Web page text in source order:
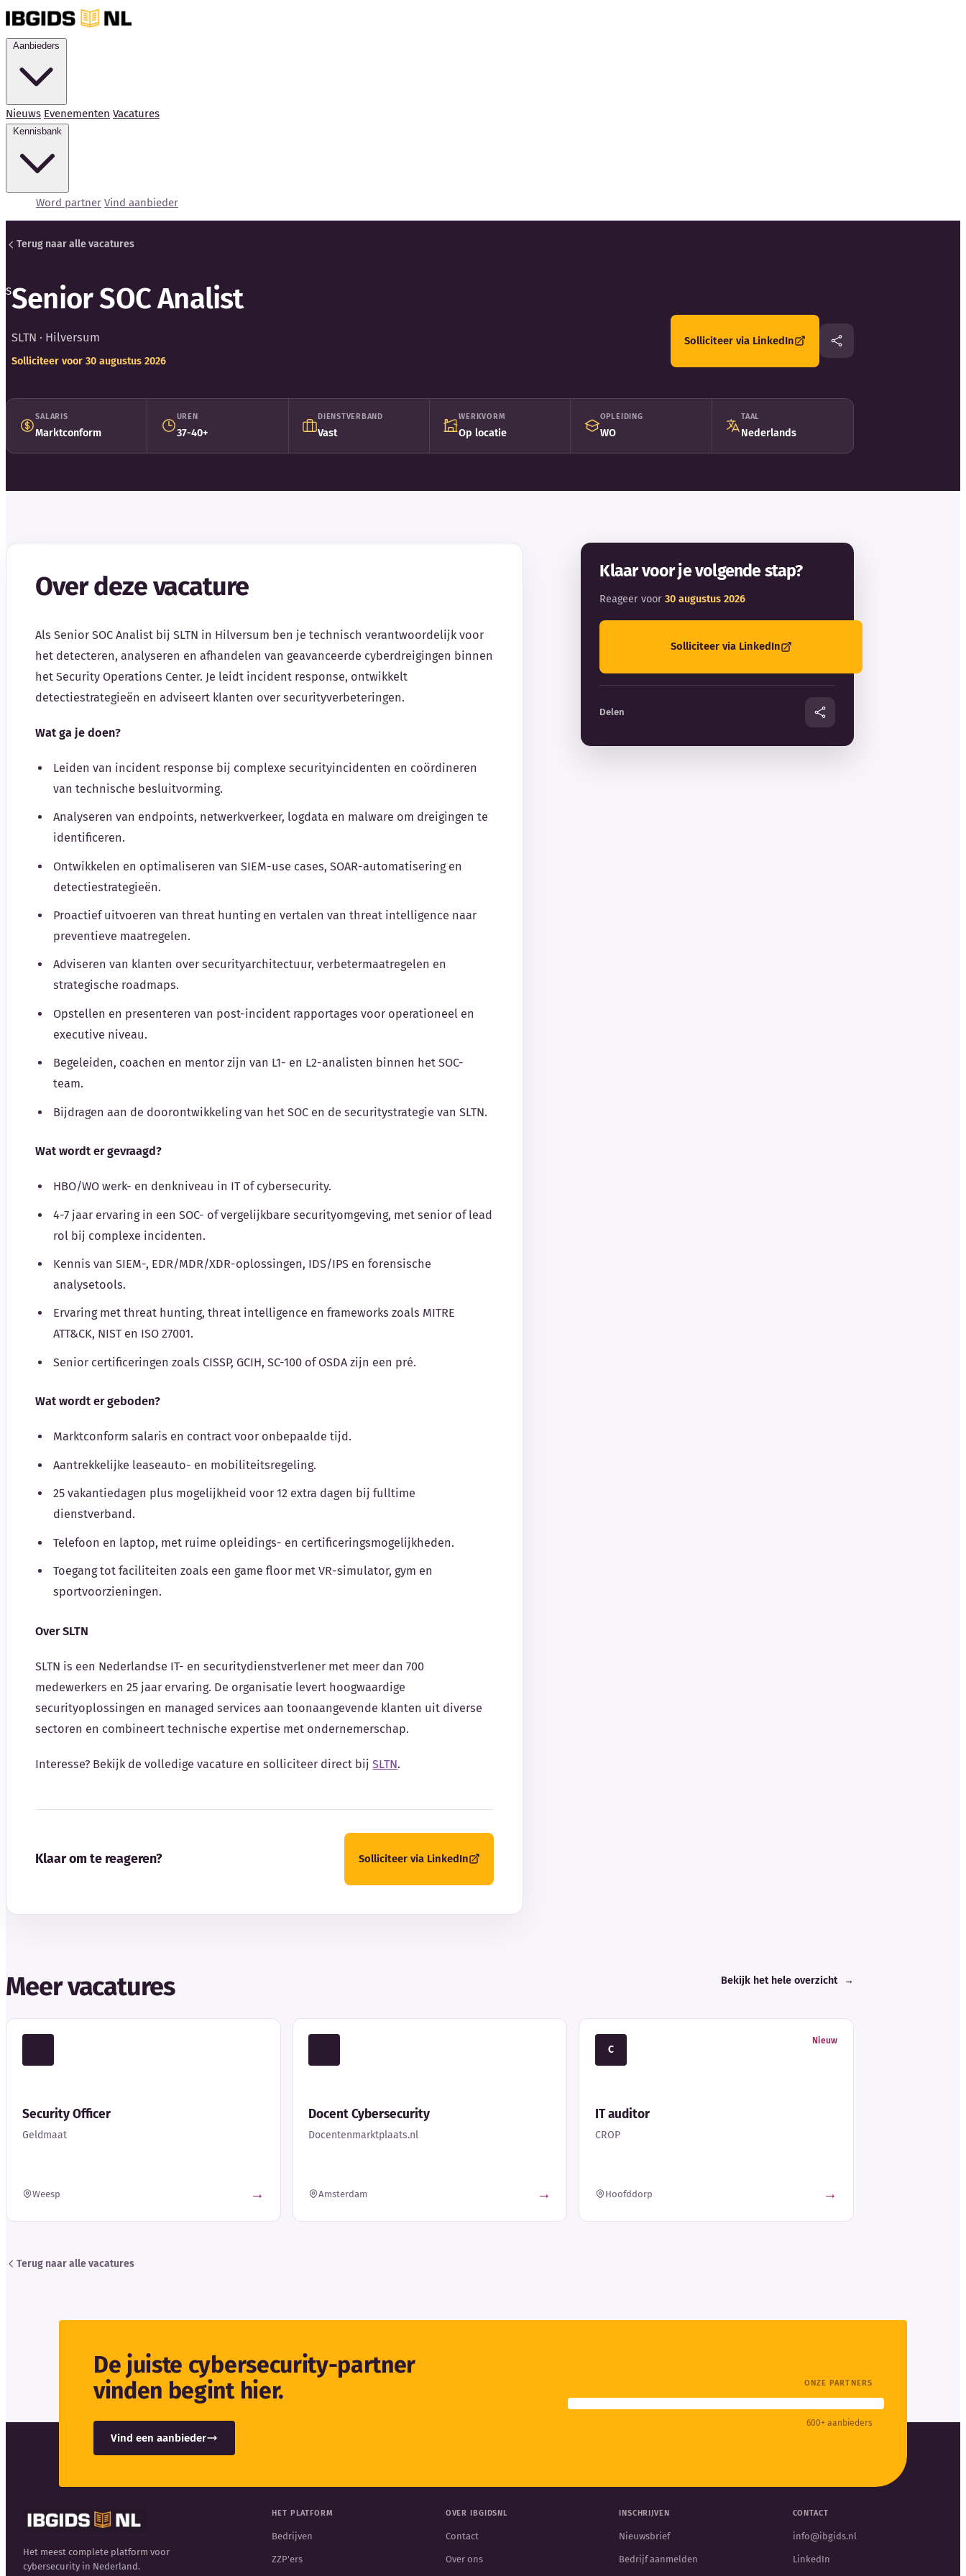
Nieuws Evenementen Vacatures
Word partner Vind aanbieder
Terug naar alle vacatures
SSenior SOC Analist
SLTN · Hilversum
Solliciteer voor 30 augustus 2026
Solliciteer via LinkedIn
SALARIS
Marktconform
UREN
37-40+
DIENSTVERBAND
Vast
WERKVORM
Op locatie
OPLEIDING
WO
TAAL
Nederlands
Over deze vacature
Als Senior SOC Analist bij SLTN in Hilversum ben je technisch verantwoordelijk voor
het detecteren, analyseren en afhandelen van geavanceerde cyberdreigingen binnen
het Security Operations Center. Je leidt incident response, ontwikkelt
detectiestrategieën en adviseert klanten over securityverbeteringen.
Wat ga je doen?
Leiden van incident response bij complexe securityincidenten en coördineren
van technische besluitvorming.
Analyseren van endpoints, netwerkverkeer, logdata en malware om dreigingen te
identificeren.
Ontwikkelen en optimaliseren van SIEM-use cases, SOAR-automatisering en
detectiestrategieën.
Proactief uitvoeren van threat hunting en vertalen van threat intelligence naar
preventieve maatregelen.
Adviseren van klanten over securityarchitectuur, verbetermaatregelen en
strategische roadmaps.
Opstellen en presenteren van post-incident rapportages voor operationeel en
executive niveau.
Begeleiden, coachen en mentor zijn van L1- en L2-analisten binnen het SOC-
team.
Bijdragen aan de doorontwikkeling van het SOC en de securitystrategie van SLTN.
Wat wordt er gevraagd?
HBO/WO werk- en denkniveau in IT of cybersecurity.
4-7 jaar ervaring in een SOC- of vergelijkbare securityomgeving, met senior of lead
rol bij complexe incidenten.
Kennis van SIEM-, EDR/MDR/XDR-oplossingen, IDS/IPS en forensische
analysetools.
Ervaring met threat hunting, threat intelligence en frameworks zoals MITRE
ATT&CK, NIST en ISO 27001.
Senior certificeringen zoals CISSP, GCIH, SC-100 of OSDA zijn een pré.
Wat wordt er geboden?
Marktconform salaris en contract voor onbepaalde tijd.
Aantrekkelijke leaseauto- en mobiliteitsregeling.
25 vakantiedagen plus mogelijkheid voor 12 extra dagen bij fulltime
dienstverband.
Telefoon en laptop, met ruime opleidings- en certificeringsmogelijkheden.
Toegang tot faciliteiten zoals een game floor met VR-simulator, gym en
sportvoorzieningen.
Over SLTN
SLTN is een Nederlandse IT- en securitydienstverlener met meer dan 700
medewerkers en 25 jaar ervaring. De organisatie levert hoogwaardige
securityoplossingen en managed services aan toonaangevende klanten uit diverse
sectoren en combineert technische expertise met ondernemerschap.
Interesse? Bekijk de volledige vacature en solliciteer direct bijSLTN.
Klaar om te reageren? Solliciteer via LinkedIn
Klaar voor je volgende stap?
Reageer voor30 augustus 2026
Solliciteer via LinkedIn
Delen
Meer vacatures Bekijk het hele overzicht →
Security Officer
Geldmaat
Weesp →
Docent Cybersecurity
Docentenmarktplaats.nl
Amsterdam →
C
Nieuw
IT auditor
CROP
Hoofddorp →
Terug naar alle vacatures
De juiste cybersecurity-partner
vinden begint hier.
Vind een aanbieder
ONZE PARTNERS
600+ aanbieders
Het meest complete platform voor
cybersecurity in Nederland.
HET PLATFORM
Bedrijven
ZZP'ers
OVER IBGIDSNL
Contact
Over ons
INSCHRIJVEN
Nieuwsbrief
Bedrijf aanmelden
CONTACT
info@ibgids.nl
LinkedIn